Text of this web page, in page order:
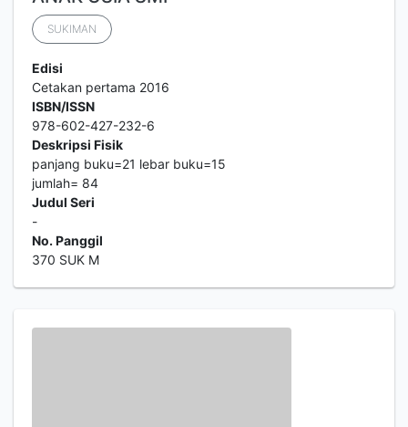
SUKIMAN
Edisi
Cetakan pertama 2016
ISBN/ISSN
978-602-427-232-6
Deskripsi Fisik
panjang buku=21 lebar buku=15
jumlah= 84
Judul Seri
-
No. Panggil
370 SUK M